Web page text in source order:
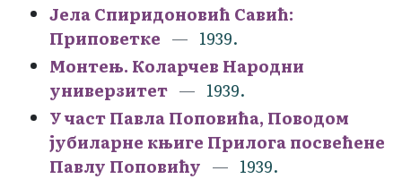
Јела Спиридоновић Савић:
Приповетке
1939.
Монтењ. Коларчев Народни
универзитет
1939.
У част Павла Поповића, Поводом
јубиларне књиге Прилога посвећене
Павлу Поповићу
1939.